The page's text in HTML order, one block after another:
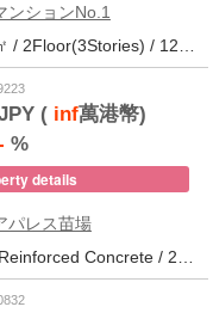
ンションNo.1
(inf萬港幣)
%
details
パレス苗場